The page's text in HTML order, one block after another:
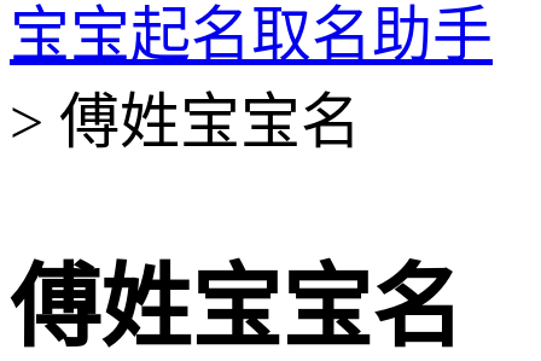
宝宝起名取名助手
> 傅姓宝宝名
傅姓宝宝名